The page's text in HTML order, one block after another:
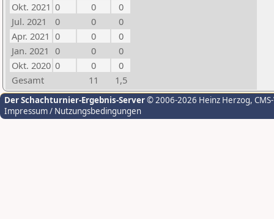
Okt. 2021 0 0
0
Jul. 2021
0 0
0
Apr. 2021 0 0
0
Jan. 2021 0 0
0
Okt. 2020 0 0
0
Gesamt
11 1,5
Der Schachturnier-Ergebnis-Server© 2006-2026 Heinz Herzog,
Impressum / Nutzungsbedingungen